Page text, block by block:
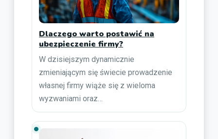
Dlaczego warto postawić na
ubezpieczenie firmy?
W dzisiejszym dynamicznie
zmieniającym się świecie prowadzenie
własnej firmy wiąże się z wieloma
wyzwaniami oraz…